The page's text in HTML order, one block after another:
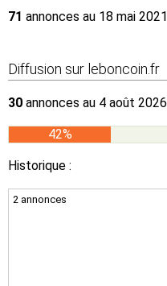
71 annonces au 18 mai 2021
Diffusion sur leboncoin.fr
30 annonces au 4 août 2026
42%
Historique :
2 annonces